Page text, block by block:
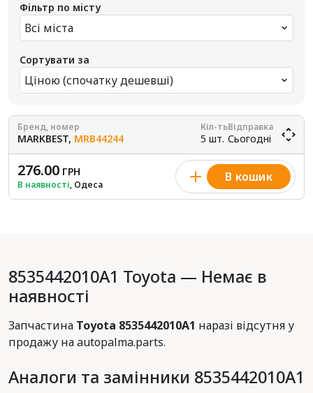
Фільтр по місту
Всі міста
Сортувати за
Ціною (спочатку дешевші)
Бренд, номер
MARKBEST, MRB44244
Кіл-ть
5 шт.
Відправка
Сьогодні
276.00 ГРН
В наявності, Одеса
В кошик
8535442010A1 Toyota — Немає в
наявності
Запчастина Toyota 8535442010A1 наразі відсутня у
продажу на autopalma.parts.
Аналоги та замінники 8535442010A1